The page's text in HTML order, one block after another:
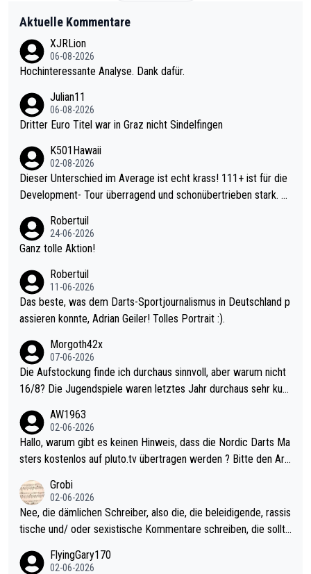
Aktuelle Kommentare
XJRLion
06-08-2026
Hochinteressante Analyse. Dank dafür.
Julian11
06-08-2026
Dritter Euro Titel war in Graz nicht Sindelfingen
K501Hawaii
02-08-2026
Dieser Unterschied im Average ist echt krass! 111+ ist für die
Development- Tour überragend und schonübertrieben stark. U
mal 40+ erst recht. Da gewinnst keinen Blumentopf - ist ja noc
h krasser wie ein Pokalspiel eines Kreisligisten vs einem Bund
Robertuil
24-06-2026
Ganz tolle Aktion!
Robertuil
11-06-2026
Das beste, was dem Darts-Sportjournalismus in Deutschland p
assieren konnte, Adrian Geiler! Tolles Portrait :).
Morgoth42x
07-06-2026
Die Aufstockung finde ich durchaus sinnvoll, aber warum nicht
16/8? Die Jugendspiele waren letztes Jahr durchaus sehr kurz
Allerdings ist Mitchell Lawrie als Nummer 1 der Welt eh qualifi
ziert. Somit ändert die automatische Qualifikation des Weltmei
sters erstmal nichts. Ich denke sie wollen damit für nächstes J
ohl wenig WDF Turniere spielen. Dies war bei Archie Self letzt
es Jahr der Fall. Er musste als amtierender Weltmeister durch
den Qualifier und ich glaube kaum, dass Mitchel sich das (in Ve
el hat.
AW1963
02-06-2026
Hallo, warum gibt es keinen Hinweis, dass die Nordic Darts Ma
sters kostenlos auf pluto.tv übertragen werden ? Bitte den Arti
Grobi
02-06-2026
Nee, die dämlichen Schreiber, also die, die beleidigende, rassis
tische und/ oder sexistische Kommentare schreiben, die sollte
s Leben in den Griff kriegen. Nur eins wundert mich: Luke Little
FlyingGary170
02-06-2026